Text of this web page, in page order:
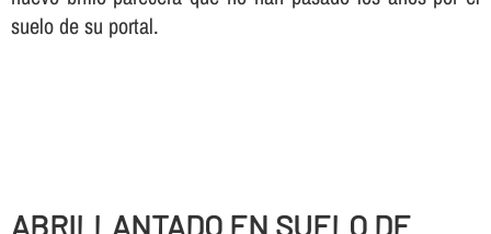
suelo de su portal.
ABRILLANTADO EN SUELO DE